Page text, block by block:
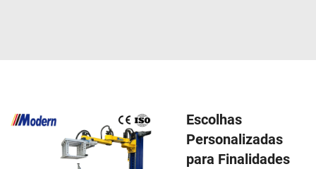
Escolhas
Personalizadas
para Finalidades